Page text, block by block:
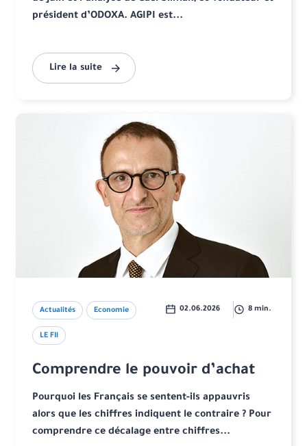
président d’ODOXA. AGIPI est...
Lire la suite
Actualités Economie
LE FIl
02.06.2026 8 min.
Comprendre le pouvoir d’achat
Pourquoi les Français se sentent-ils appauvris
alors que les chiffres indiquent le contraire ? Pour
comprendre ce décalage entre chiffres...